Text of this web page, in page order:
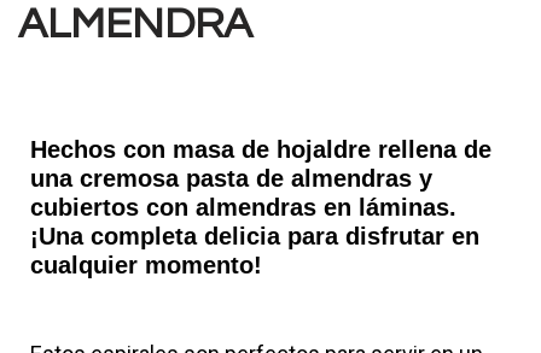
ALMENDRA
Hechos con masa de hojaldre rellena de
una cremosa pasta de almendras y
cubiertos con almendras en láminas.
¡Una completa delicia para disfrutar en
cualquier momento!